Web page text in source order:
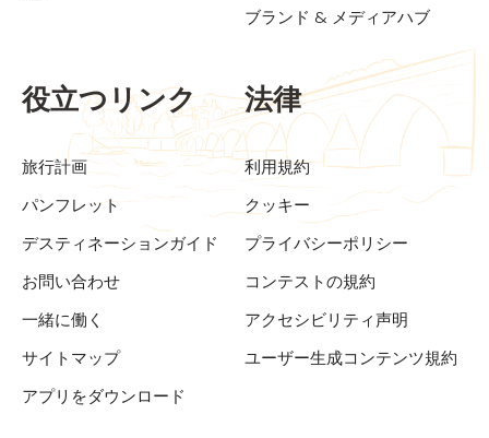
ブランド & メディアハブ
役立つリンク
旅行計画
パンフレット
デスティネーションガイド
お問い合わせ
一緒に働く
サイトマップ
アプリをダウンロード
法律
利用規約
クッキー
プライバシーポリシー
コンテストの規約
アクセシビリティ声明
ユーザー生成コンテンツ規約